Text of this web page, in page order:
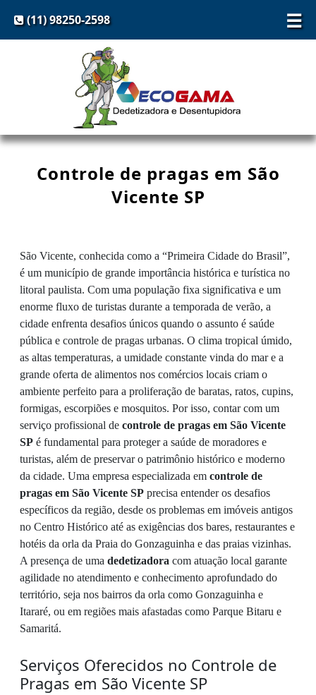
☰
(11) 98250-2598
Controle de pragas em São
Vicente SP
São Vicente, conhecida como a “Primeira Cidade do Brasil”,
é um município de grande importância histórica e turística no
litoral paulista. Com uma população fixa significativa e um
enorme fluxo de turistas durante a temporada de verão, a
cidade enfrenta desafios únicos quando o assunto é saúde
pública e controle de pragas urbanas. O clima tropical úmido,
as altas temperaturas, a umidade constante vinda do mar e a
grande oferta de alimentos nos comércios locais criam o
ambiente perfeito para a proliferação de baratas, ratos, cupins,
formigas, escorpiões e mosquitos. Por isso, contar com um
serviço profissional de controle de pragas em São Vicente
SP é fundamental para proteger a saúde de moradores e
turistas, além de preservar o patrimônio histórico e moderno
da cidade. Uma empresa especializada em controle de
pragas em São Vicente SP precisa entender os desafios
específicos da região, desde os problemas em imóveis antigos
no Centro Histórico até as exigências dos bares, restaurantes e
hotéis da orla da Praia do Gonzaguinha e das praias vizinhas.
A presença de uma dedetizadora com atuação local garante
agilidade no atendimento e conhecimento aprofundado do
território, seja nos bairros da orla como Gonzaguinha e
Itararé, ou em regiões mais afastadas como Parque Bitaru e
Samaritá.
Serviços Oferecidos no Controle de
Pragas em São Vicente SP